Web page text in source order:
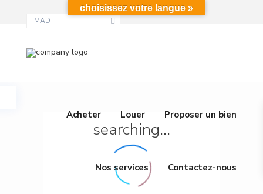
MAD
Acheter Louer Proposer un bien
Nos services Contactez-nous
searching...
choisissez votre langue »